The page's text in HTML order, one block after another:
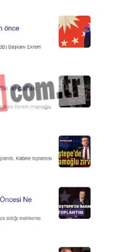
yer alan panel
ilişkin detaylı bilgi
Kanunu uyarınca
okumak ve sitemizde